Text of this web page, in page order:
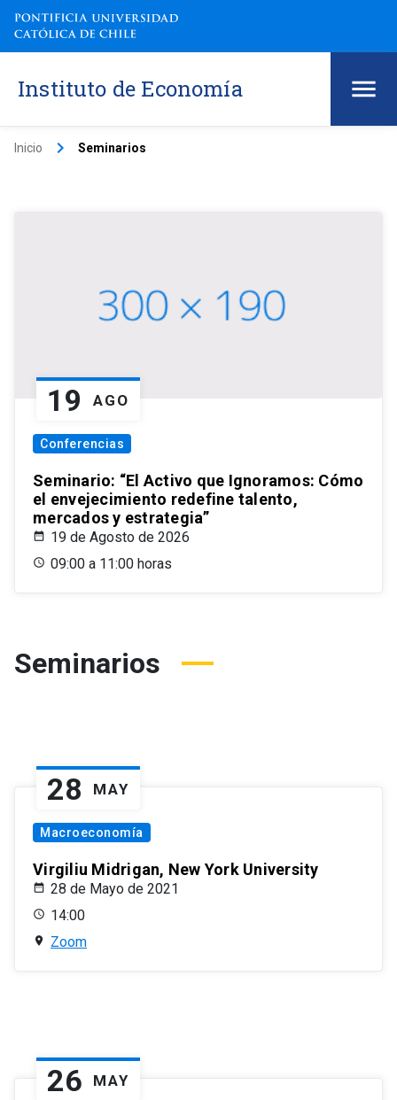
Instituto de Economía
Inicio keyboard_arrow_right Seminarios
19 AGO
Conferencias
Seminario: “El Activo que Ignoramos: Cómo
el envejecimiento redefine talento,
mercados y estrategia”
19 de Agosto de 2026
09:00 a 11:00 horas
Seminarios
28 MAY
Macroeconomía
Virgiliu Midrigan, New York University
28 de Mayo de 2021
14:00
Zoom
26 MAY